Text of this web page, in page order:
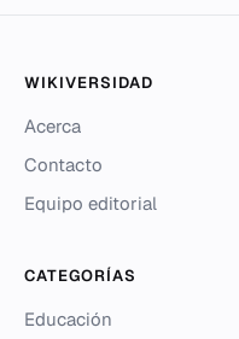
WIKIVERSIDAD
Acerca
Contacto
Equipo editorial
CATEGORÍAS
Educación